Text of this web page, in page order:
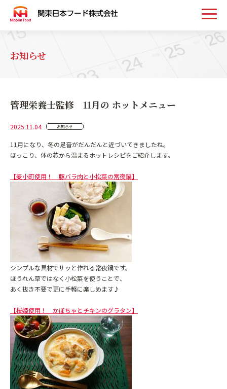
トップ
取扱い商品
会社案内
採用情報
お知らせ
管理栄養士監修 11月の ホットメニュー
2025.11.04 お知らせ
11月になり、冬の足音がだんだんと近づいてきましたね。
ほっこり、体の芯から温まるホットレシピをご紹介します。
【麦小町使用！ 豚バラ肉と小松菜の常夜鍋】
シンプルな具材でサッと作れる常夜鍋です。
ほうれん草ではなく小松菜を使うことで、
あく抜き不要で更に手軽に楽しめます♪
【桜姫使用！ かぼちゃとチキンのグラタン】